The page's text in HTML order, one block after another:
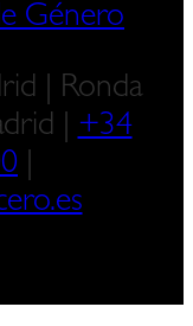
Género
| Ronda
|+34